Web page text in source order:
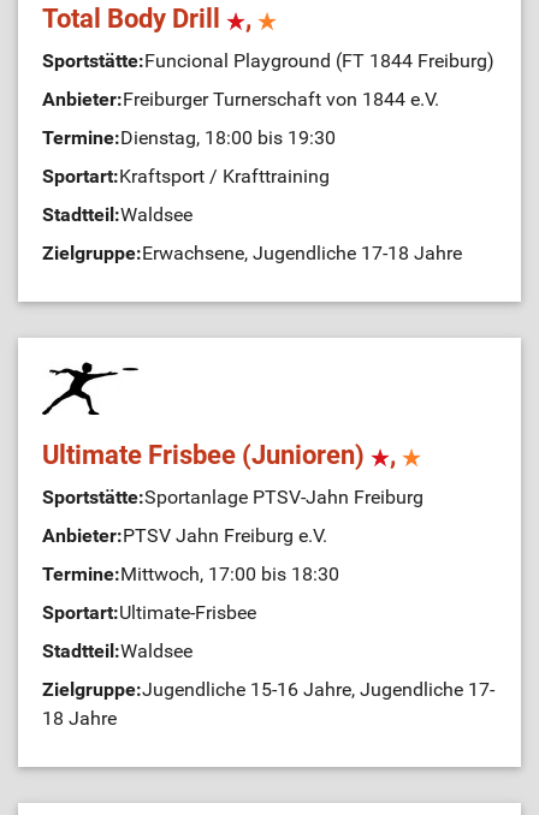
Total Body Drill ,
Sportstätte:Funcional Playground (FT 1844 Freiburg)
Anbieter:Freiburger Turnerschaft von 1844 e.V.
Termine:Dienstag, 18:00 bis 19:30
Sportart:Kraftsport / Krafttraining
Stadtteil:Waldsee
Zielgruppe:Erwachsene, Jugendliche 17-18 Jahre
Ultimate Frisbee (Junioren) ,
Sportstätte:Sportanlage PTSV-Jahn Freiburg
Anbieter:PTSV Jahn Freiburg e.V.
Termine:Mittwoch, 17:00 bis 18:30
Sportart:Ultimate-Frisbee
Stadtteil:Waldsee
Zielgruppe:Jugendliche 15-16 Jahre, Jugendliche 17-
18 Jahre